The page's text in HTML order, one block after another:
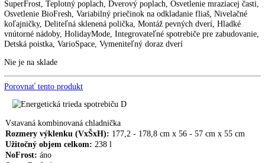
Kombinovaná chladnička LIEBHERR ICNS 3324 1.339,90€
2.289,00€
Tlmenie uzatvárania SoftSystem, SoftTelescopic, LED svetelné stĺpy,
Dotyková elektronika, Priehradka na vajcia, Miska na ľadové kocky,
na maslo, Flexsystem, Mraziace zásuvky na valčekoch, Regulácia
DrySafe/HydroSafe, FrostSafe, GlassLine v interiéri, Výškovo
pätky, Systém PowerCooling, Automatika SuperCool, Automatika